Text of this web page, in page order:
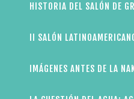
HISTORIA DEL SALÓN DE
II SALÓN
IMÁGENES ANTES DE LA